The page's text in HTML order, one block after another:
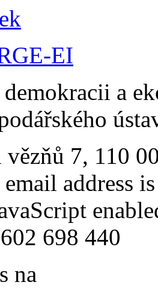
EI
a
7, 110
address
698 440
na